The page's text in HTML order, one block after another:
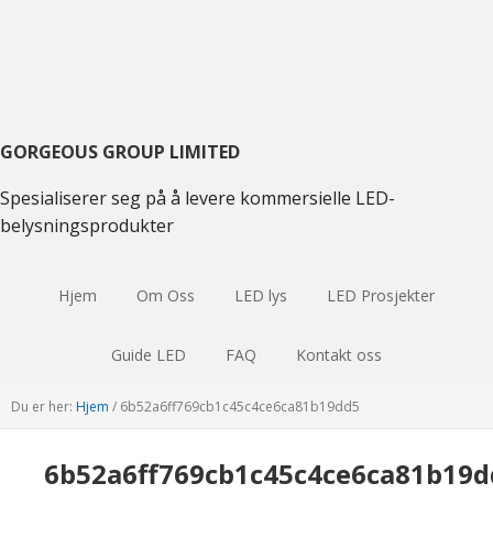
GORGEOUS GROUP LIMITED
Spesialiserer seg på å levere kommersielle LED-
belysningsprodukter
Hjem Om Oss LED lys LED Prosjekter
Guide LED FAQ Kontakt oss
Du er her: Hjem / 6b52a6ff769cb1c45c4ce6ca81b19dd5
6